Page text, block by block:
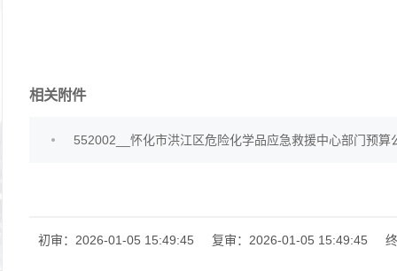
相关附件
552002__怀化市洪江区危险化学品应急救援中心部门预算
初审：2026-01-05 15:49:45 复审：2026-01-05 15:49:45